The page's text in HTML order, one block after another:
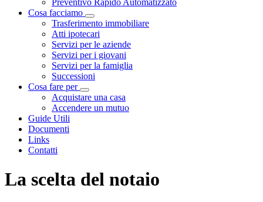
Preventivo Rapido Automatizzato
Cosa facciamo
Visualizza menù di secondo livello
Trasferimento immobiliare
Atti ipotecari
Servizi per le aziende
Servizi per i giovani
Servizi per la famiglia
Successioni
Cosa fare per
Visualizza menù di secondo livello
Acquistare una casa
Accendere un mutuo
Guide Utili
Documenti
Links
Contatti
La scelta del notaio